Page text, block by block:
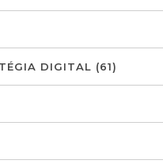
DIGITAL (61)